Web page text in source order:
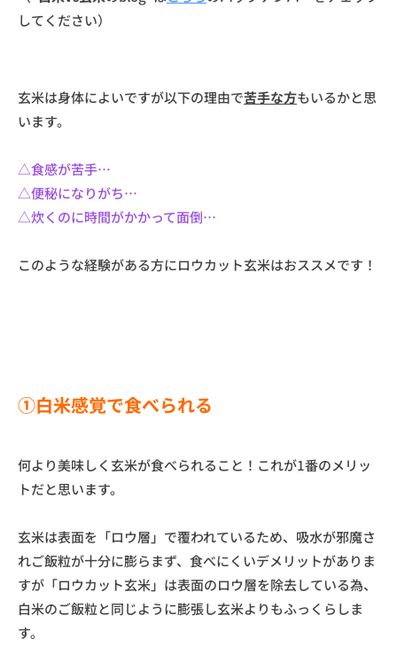
してください）
玄米は身体によいですが以下の理由で苦手な方もいるかと思
います。
△食感が苦手…
△便秘になりがち…
△炊くのに時間がかかって面倒…
このような経験がある方にロウカット玄米はおススメです！
①白米感覚で食べられる
何より美味しく玄米が食べられること！これが1番のメリッ
トだと思います。
玄米は表面を「ロウ層」で覆われているため、吸水が邪魔さ
れご飯粒が十分に膨らまず、食べにくいデメリットがありま
すが「ロウカット玄米」は表面のロウ層を除去している為、
白米のご飯粒と同じように膨張し玄米よりもふっくらしま
す。